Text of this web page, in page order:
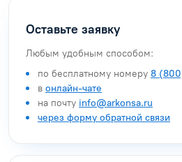
Оставьте заявку
Любым удобным способом:
по бесплатному номеру 8
в онлайн-чате
на почту info@arkonsa.ru
через форму обратной связи